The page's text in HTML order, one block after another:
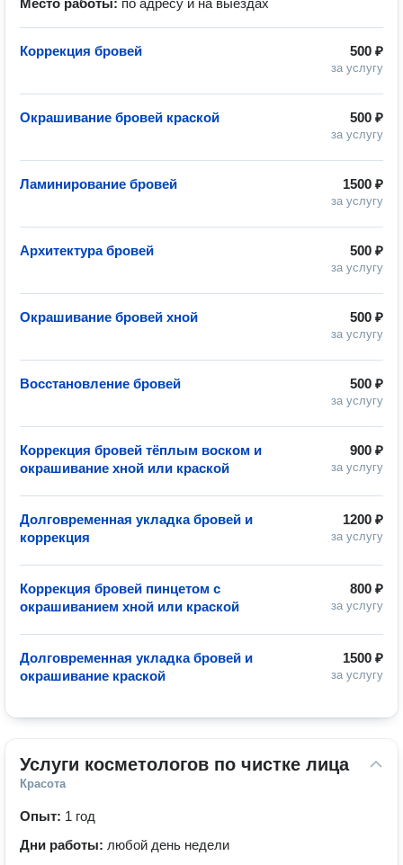
Место работы: по адресу и на выездах
500 ₽
за услугу
Коррекция бровей
500 ₽
за услугу
Окрашивание бровей краской
1500 ₽
за услугу
Ламинирование бровей
500 ₽
за услугу
Архитектура бровей
500 ₽
за услугу
Окрашивание бровей хной
500 ₽
за услугу
Восстановление бровей
900 ₽
за услугу
Коррекция бровей тёплым воском и
окрашивание хной или краской
1200 ₽
за услугу
Долговременная укладка бровей и
коррекция
800 ₽
за услугу
Коррекция бровей пинцетом с
окрашиванием хной или краской
1500 ₽
за услугу
Долговременная укладка бровей и
окрашивание краской
Услуги косметологов по чистке лица
Красота
Опыт: 1 год
Дни работы: любой день недели